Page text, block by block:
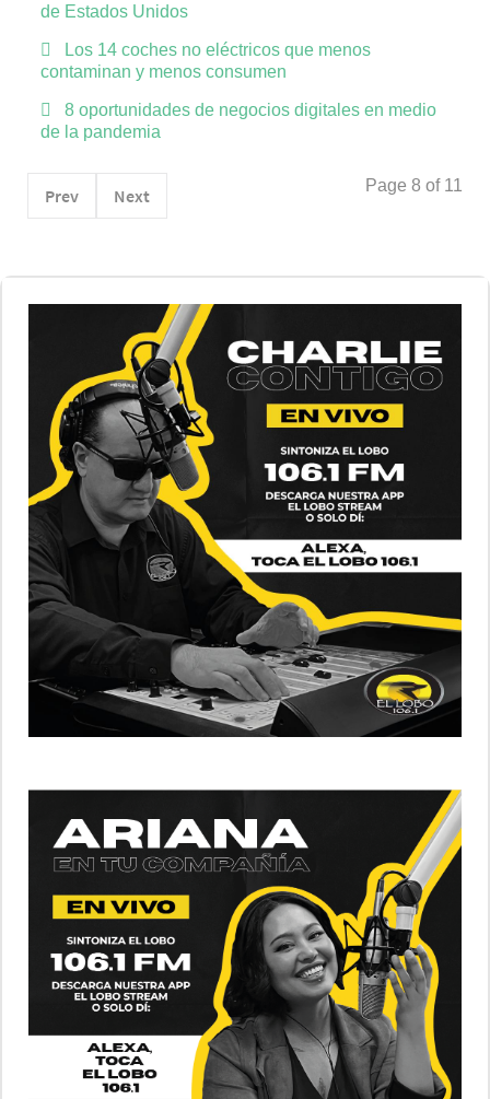
de Estados Unidos
Los 14 coches no eléctricos que menos
contaminan y menos consumen
8 oportunidades de negocios digitales en medio
de la pandemia
Page 8 of 11
Prev Next